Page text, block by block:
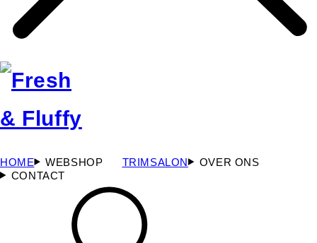
HOME WEBSHOP TRIMSALON
OVER ONS
CONTACT